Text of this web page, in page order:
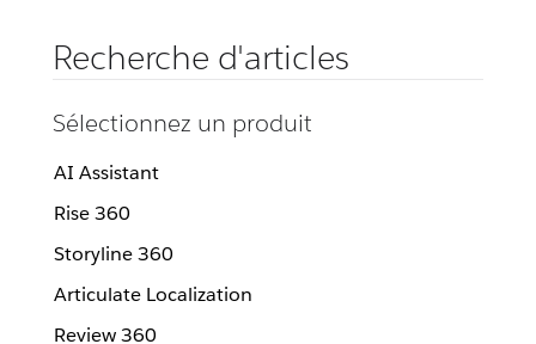
Recherche d'articles
Sélectionnez un produit
AI Assistant
Rise 360
Storyline 360
Articulate Localization
Review 360